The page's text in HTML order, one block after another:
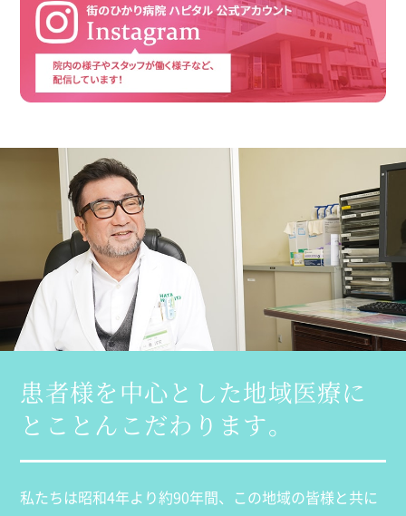
患者様を中心とした地域医療に
とことんこだわります。
私たちは昭和4年より約90年間、この地域の皆様と共に